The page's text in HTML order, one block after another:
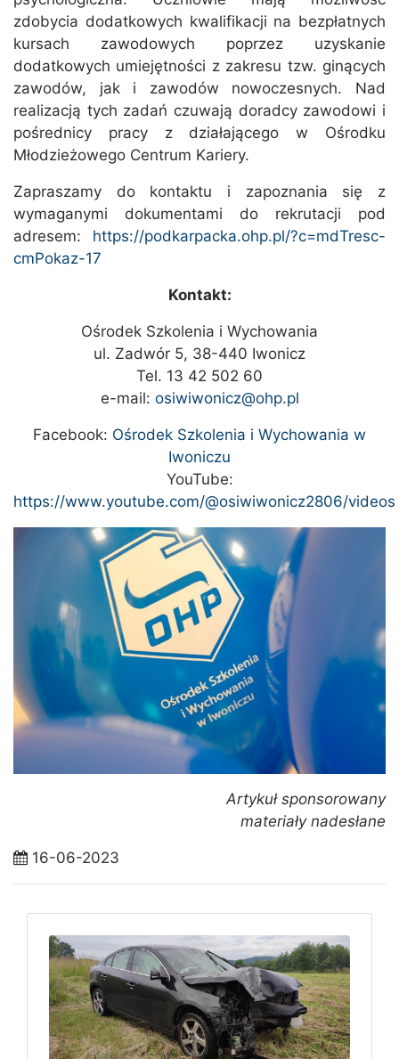
zdobycia dodatkowych kwalifikacji na bezpłatnych
kursach zawodowych poprzez uzyskanie
dodatkowych umiejętności z zakresu tzw. ginących
zawodów, jak i zawodów nowoczesnych. Nad
realizacją tych zadań czuwają doradcy zawodowi i
pośrednicy pracy z działającego w Ośrodku
Młodzieżowego Centrum Kariery.
Zapraszamy do kontaktu i zapoznania się z
wymaganymi dokumentami do rekrutacji pod
adresem: https://podkarpacka.ohp.pl/?c=mdTresc-
cmPokaz-17
Kontakt:
Ośrodek Szkolenia i Wychowania
ul. Zadwór 5, 38-440 Iwonicz
Tel. 13 42 502 60
e-mail: osiwiwonicz@ohp.pl
Facebook: Ośrodek Szkolenia i Wychowania w
Iwoniczu
YouTube:
https://www.youtube.com/@osiwiwonicz2806/videos
Artykuł sponsorowany
materiały nadesłane
16-06-2023